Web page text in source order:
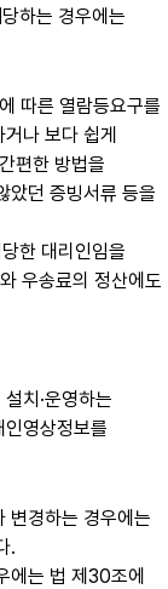
하는 경우에는
따른 열람등요구를
나 보다 쉽게
편한 방법을
았던 증빙서류 등을
한 대리인임을
우송료의 정산에도
치·운영하는
영상정보를
변경하는 경우에는
.
에는 법 제30조에